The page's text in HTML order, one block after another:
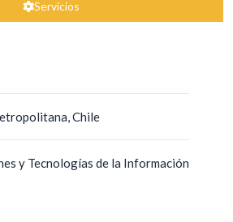
Servicios
Chile
y Tecnologías de la Información